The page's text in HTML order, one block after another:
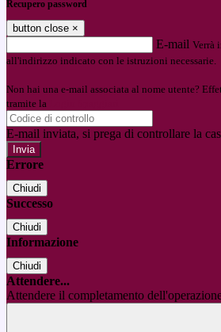
Recupero password
button close ×
E-mail Verrà
all'indirizzo indicato con le istruzioni necessarie.
Non hai una e-mail associata al nome utente?
tramite la
E-mail inviata, si prega di controllare la
Errore
Chiudi
Successo
Chiudi
Informazione
Chiudi
Attendere...
Attendere il completamento